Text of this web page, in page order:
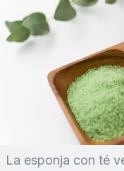
La esponja con té